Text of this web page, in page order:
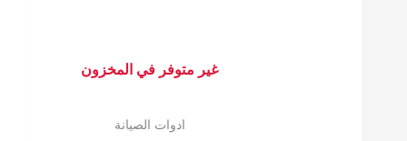
غير متوفر في المخزون
ادوات الصيانة